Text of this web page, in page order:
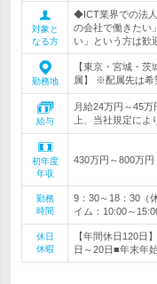
対象と
なる方
◆ICT業界での法
の会社で働きたい
い」という方は歓
勤務地
【東京・宮城・
属】 ※配属先は
給与
月給24万円～45
上、当社規定によ
初年度
年収
430万円～800万円
勤務
時間
9：30～18：30（
イム：10:00～
休日
休暇
【年間休日120日
日～20日■年末年